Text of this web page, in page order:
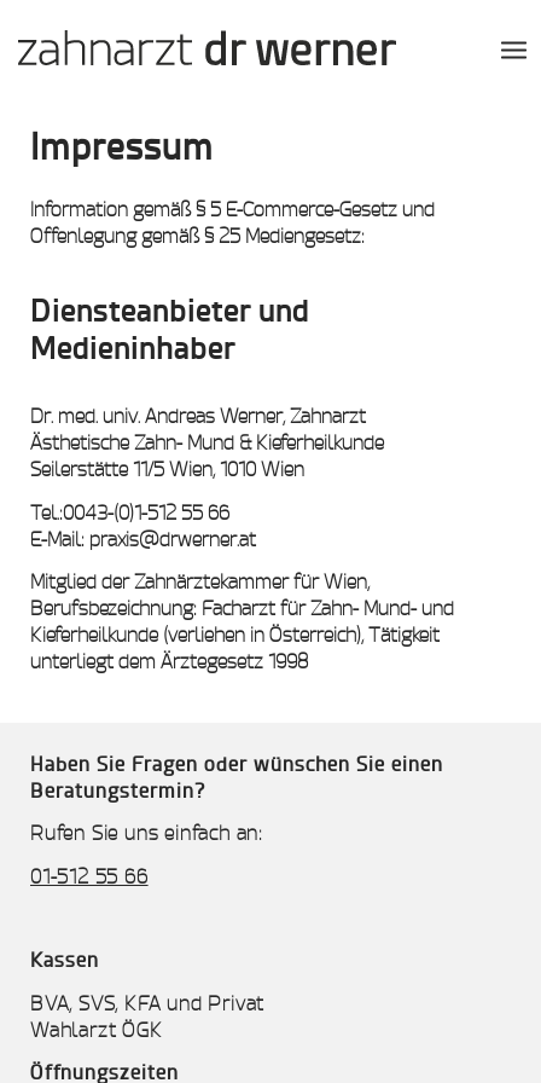
Impressum
Information gemäß § 5 E-Commerce-Gesetz und
Offenlegung gemäß § 25 Mediengesetz:
Diensteanbieter und
Medieninhaber
Dr. med. univ. Andreas Werner, Zahnarzt
Ästhetische Zahn- Mund & Kieferheilkunde
Seilerstätte 11/5 Wien, 1010 Wien
Tel.:0043-(0)1-512 55 66
E-Mail: praxis@drwerner.at
Mitglied der Zahnärztekammer für Wien,
Berufsbezeichnung: Facharzt für Zahn- Mund- und
Kieferheilkunde (verliehen in Österreich), Tätigkeit
unterliegt dem Ärztegesetz 1998
Haben Sie Fragen oder wünschen Sie einen
Beratungstermin?
Rufen Sie uns einfach an:
01-512 55 66
Kassen
BVA, SVS, KFA und Privat
Wahlarzt ÖGK
Öffnungszeiten